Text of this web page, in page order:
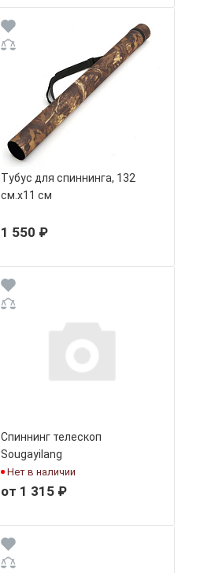
Тубус для спиннинга, 132
см.x11 см
1 550 ₽
Спиннинг телескоп
Sougayilang
Нет в наличии
от 1 315 ₽